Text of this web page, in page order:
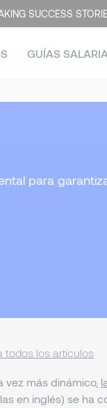
SUCCESS
GUÍAS
para
todos los artículos
vez más dinámico,
en inglés) se ha